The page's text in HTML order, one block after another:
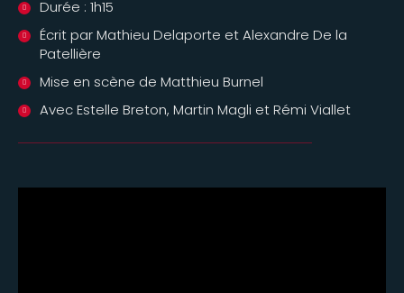
Durée : 1h15
Écrit par Mathieu Delaporte et Alexandre De la
Patellière
Mise en scène de Matthieu Burnel
Avec Estelle Breton, Martin Magli et Rémi Viallet